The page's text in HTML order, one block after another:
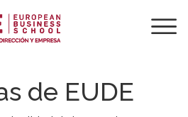
de EUDE